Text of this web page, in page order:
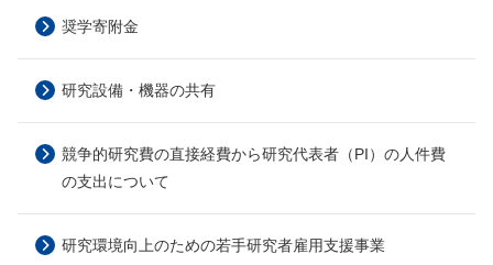
奨学寄附金
研究設備・機器の共有
競争的研究費の直接経費から研究代表者（PI）の人件費
の支出について
研究環境向上のための若手研究者雇用支援事業